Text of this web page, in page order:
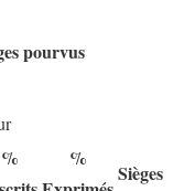
pourvus
%
%
Sièges